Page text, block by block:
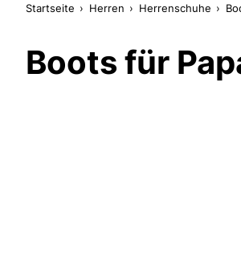
Startseite Herren Herrenschuhe
Boots für